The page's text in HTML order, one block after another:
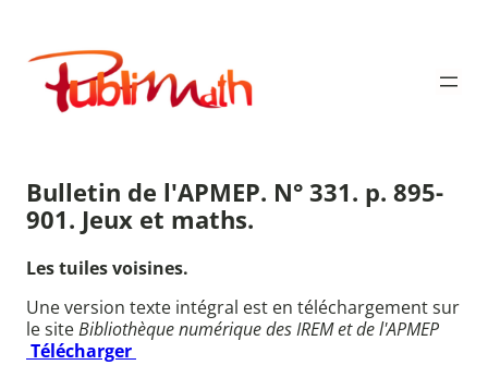
contenu
Publimath
Bulletin de l'APMEP. N° 331. p. 895-
901. Jeux et maths.
Les tuiles voisines.
Une version texte intégral est en téléchargement sur
le siteBibliothèque numérique des IREM et de l'APMEP
Télécharger